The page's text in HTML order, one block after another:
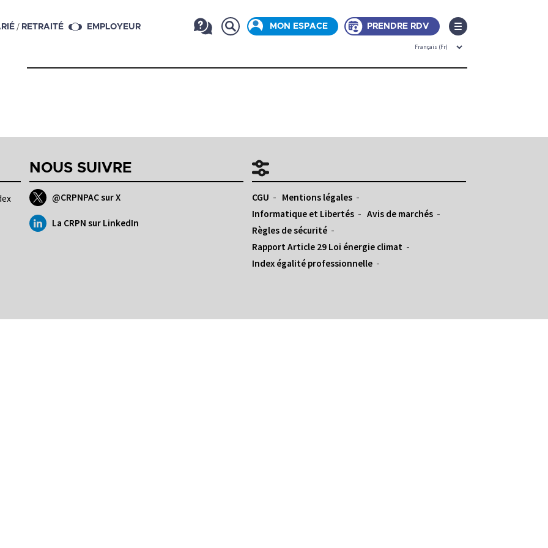
/ RETRAITÉ EMPLOYEUR MON ESPACE PRENDRE RDV
NOUS SUIVRE
@CRPNPAC sur X
La CRPN sur LinkedIn
CGU
Mentions légales
Informatique et Libertés
Avis de marchés
Règles de sécurité
Rapport Article 29 Loi énergie climat
Index égalité professionnelle